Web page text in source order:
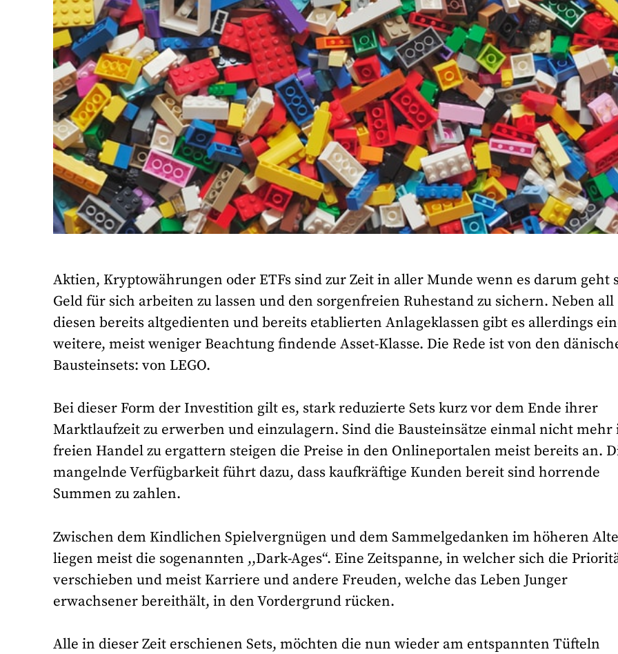
Aktien, Kryptowährungen oder ETFs sind zur Zeit in aller Munde wenn es darum geht
Geld für sich arbeiten zu lassen und den sorgenfreien Ruhestand zu sichern. Neben all
diesen bereits altgedienten und bereits etablierten Anlageklassen gibt es allerdings
weitere, meist weniger Beachtung findende Asset-Klasse. Die Rede ist von den
Bausteinsets: von LEGO.
Bei dieser Form der Investition gilt es, stark reduzierte Sets kurz vor dem Ende ihrer
Marktlaufzeit zu erwerben und einzulagern. Sind die Bausteinsätze einmal nicht mehr
freien Handel zu ergattern steigen die Preise in den Onlineportalen meist bereits an.
mangelnde Verfügbarkeit führt dazu, dass kaufkräftige Kunden bereit sind horrende
Summen zu zahlen.
Zwischen dem Kindlichen Spielvergnügen und dem Sammelgedanken im höheren
liegen meist die sogenannten ,,Dark-Ages“. Eine Zeitspanne, in welcher sich die
verschieben und meist Karriere und andere Freuden, welche das Leben Junger
erwachsener bereithält, in den Vordergrund rücken.
Alle in dieser Zeit erschienen Sets, möchten die nun wieder am entspannten Tüfteln